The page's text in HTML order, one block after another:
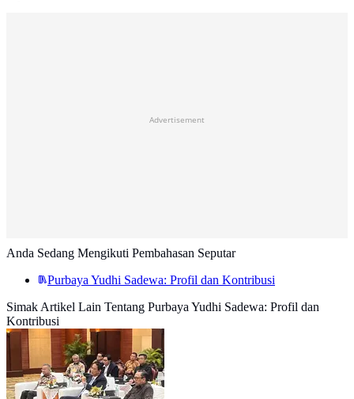
Advertisement
Anda Sedang Mengikuti Pembahasan Seputar
Purbaya Yudhi Sadewa: Profil dan Kontribusi
Simak Artikel Lain Tentang Purbaya Yudhi Sadewa: Profil dan
Kontribusi